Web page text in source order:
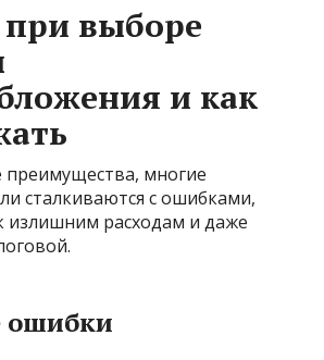
выборе
и как
преимущества, многие
сталкиваются с ошибками,
излишним расходам и даже
ошибки